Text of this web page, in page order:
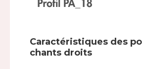
Caractéristiques des
chants droits